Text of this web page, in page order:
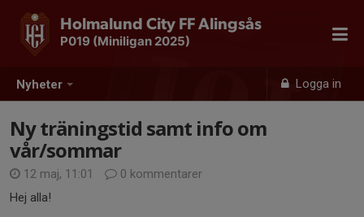
Nyheter Logga in
Holmalund City FF Alingsås
P019 (Miniligan 2025)
Ny träningstid samt info om
vår/sommar
12 maj, 11:01
0 kommentarer
Hej alla!